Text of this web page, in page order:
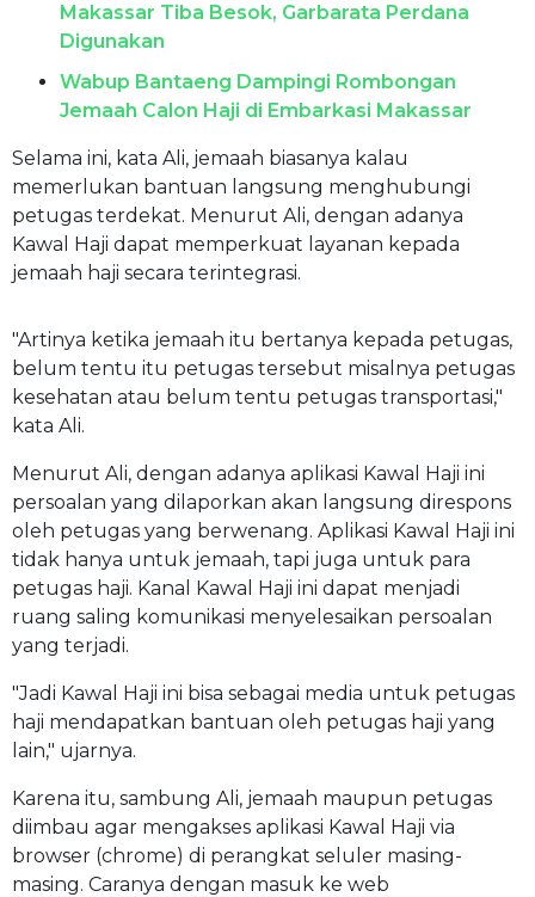
Makassar Tiba Besok, Garbarata Perdana
Digunakan
Wabup Bantaeng Dampingi Rombongan
Jemaah Calon Haji di Embarkasi Makassar
Selama ini, kata Ali, jemaah biasanya kalau
memerlukan bantuan langsung menghubungi
petugas terdekat. Menurut Ali, dengan adanya
Kawal Haji dapat memperkuat layanan kepada
jemaah haji secara terintegrasi.
"Artinya ketika jemaah itu bertanya kepada petugas,
belum tentu itu petugas tersebut misalnya petugas
kesehatan atau belum tentu petugas transportasi,"
kata Ali.
Menurut Ali, dengan adanya aplikasi Kawal Haji ini
persoalan yang dilaporkan akan langsung direspons
oleh petugas yang berwenang. Aplikasi Kawal Haji ini
tidak hanya untuk jemaah, tapi juga untuk para
petugas haji. Kanal Kawal Haji ini dapat menjadi
ruang saling komunikasi menyelesaikan persoalan
yang terjadi.
"Jadi Kawal Haji ini bisa sebagai media untuk petugas
haji mendapatkan bantuan oleh petugas haji yang
lain," ujarnya.
Karena itu, sambung Ali, jemaah maupun petugas
diimbau agar mengakses aplikasi Kawal Haji via
browser (chrome) di perangkat seluler masing-
masing. Caranya dengan masuk ke web